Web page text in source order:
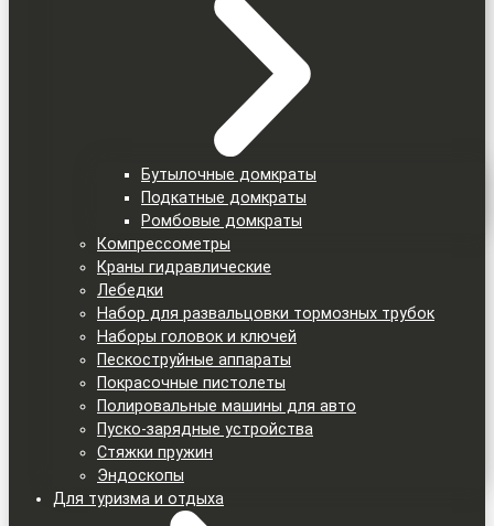
Бутылочные домкраты
Подкатные домкраты
Ромбовые домкраты
Компрессометры
Краны гидравлические
Лебедки
Набор для развальцовки тормозных трубок
Наборы головок и ключей
Пескоструйные аппараты
Покрасочные пистолеты
Полировальные машины для авто
Пуско-зарядные устройства
Стяжки пружин
Эндоскопы
Для туризма и отдыха